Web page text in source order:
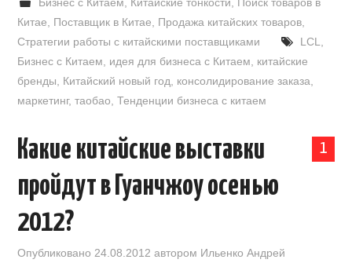
Китае
Поставщик в Китае Продажа китайских товаров
Стратегии работы с китайскими поставщиками
LCL
Бизнес с Китаем
идея для бизнеса с Китаем
китайские
бренды
Китайский новый год консолидирование заказа
маркетинг,таобао ,Тенденции бизнеса с китаем
1
Какие китайские выставки
пройдут в Гуанчжоу осенью
2012?
Опубликовано 24.08.2012 автором Ильенко Андрей